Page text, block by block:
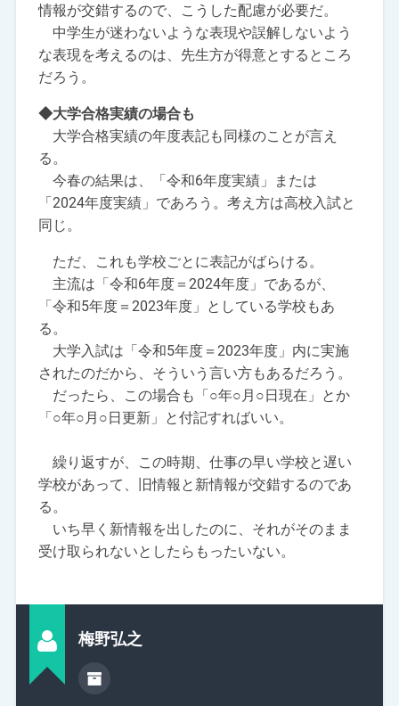
情報が交錯するので、こうした配慮が必要だ。
中学生が迷わないような表現や誤解しないよう
な表現を考えるのは、先生方が得意とするところ
だろう。
◆大学合格実績の場合も
大学合格実績の年度表記も同様のことが言え
る。
今春の結果は、「令和6年度実績」または
「2024年度実績」であろう。考え方は高校入試と
同じ。
ただ、これも学校ごとに表記がばらける。
主流は「令和6年度＝2024年度」であるが、
「令和5年度＝2023年度」としている学校もあ
る。
大学入試は「令和5年度＝2023年度」内に実施
されたのだから、そういう言い方もあるだろう。
だったら、この場合も「○年○月○日現在」とか
「○年○月○日更新」と付記すればいい。
繰り返すが、この時期、仕事の早い学校と遅い
学校があって、旧情報と新情報が交錯するのであ
る。
いち早く新情報を出したのに、それがそのまま
受け取られないとしたらもったいない。
梅野弘之